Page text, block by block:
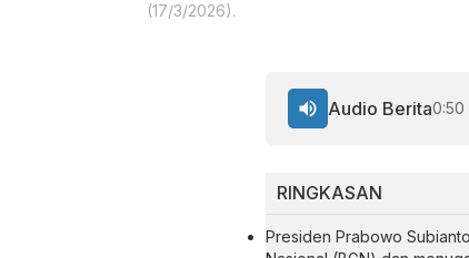
(17/3/2026).
RINGKASAN
Presiden Prabowo
Audio Berita0:50